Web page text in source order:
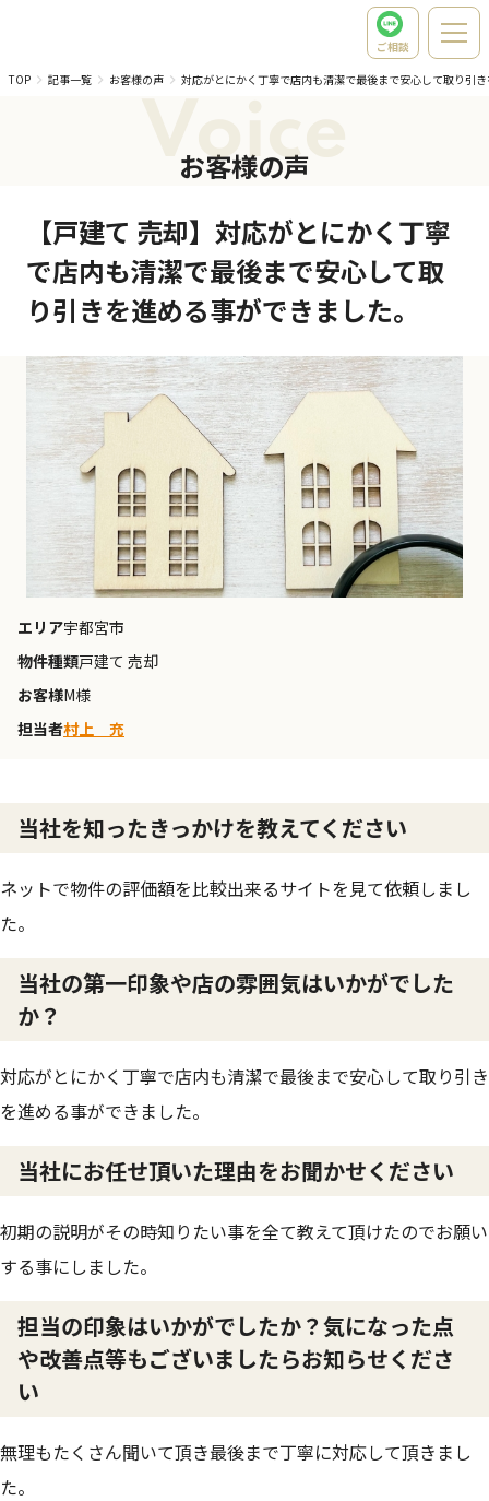
ご相談
TOP
記事一覧 お客様の声 対応がとにかく丁寧で店内も清潔で最後まで安心して取り引
Voice
お客様の声
【戸建て 売却】対応がとにかく丁寧
で店内も清潔で最後まで安心して取
り引きを進める事ができました。
エリア宇都宮市
物件種類戸建て 売却
お客様M様
担当者村上 充
当社を知ったきっかけを教えてください
ネットで物件の評価額を比較出来るサイトを見て依頼しまし
た。
当社の第一印象や店の雰囲気はいかがでした
か？
対応がとにかく丁寧で店内も清潔で最後まで安心して取り引き
を進める事ができました。
当社にお任せ頂いた理由をお聞かせください
初期の説明がその時知りたい事を全て教えて頂けたのでお願い
する事にしました。
担当の印象はいかがでしたか？気になった点
や改善点等もございましたらお知らせくださ
い
無理もたくさん聞いて頂き最後まで丁寧に対応して頂きまし
た。